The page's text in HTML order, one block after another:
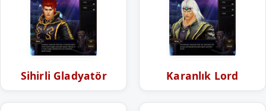
Sihirli Gladyatör Karanlık Lord